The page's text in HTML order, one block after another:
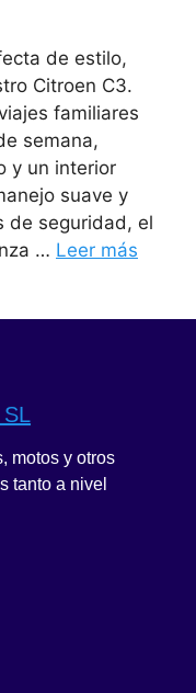
de estilo,
Citroen C3.
familiares
semana,
y un interior
suave y
de seguridad, el
… Leer más
SL
motos y otros
tanto a nivel